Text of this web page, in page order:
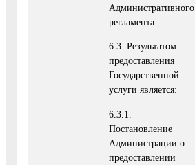
Административного
регламента.
6.3. Результатом
предоставления
Государственной
услуги является:
6.3.1.
Постановление
Администрации о
предоставлении